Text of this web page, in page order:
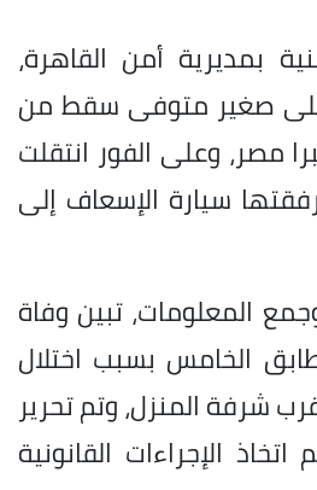
بمديرية أمن القاهرة،
على صغير متوفى سقط من
مصر، وعلى الفور انتقلت
سيارة الإسعاف إلى
المعلومات، تبين وفاة
الخامس بسبب اختلال
شرفة المنزل، وتم تحرير
الإجراءات القانونية